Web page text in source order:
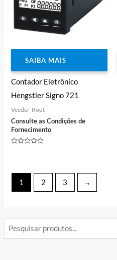
SAIBA MAIS
Contador Eletrônico
Hengstler Signo 721
Veeder-Root
Consulte as Condições de
Fornecimento
1 2 3 →